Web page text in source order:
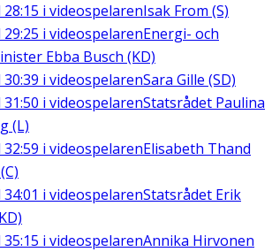
28:15 i videospelarenIsak From (S)
29:25 i videospelarenEnergi- och
Ebba Busch (KD)
30:39 i videospelarenSara Gille (SD)
31:50 i videospelarenStatsrådet Paulina
(L)
32:59 i videospelarenElisabeth Thand
34:01 i videospelarenStatsrådet Erik
35:15 i videospelarenAnnika Hirvonen